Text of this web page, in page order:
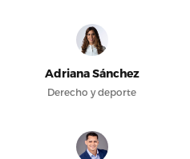
Adriana Sánchez
Derecho y deporte